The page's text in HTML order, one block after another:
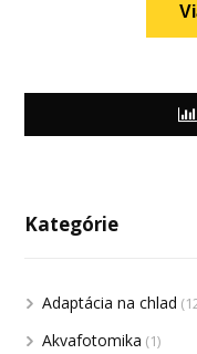
Kategórie
Adaptácia na chlad
Akvafotomika (1)